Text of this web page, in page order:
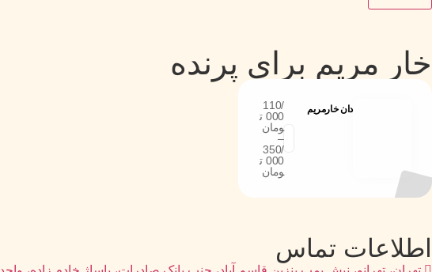
خار مریم برای پرنده
دان خارمریم
110/
000 ت
ومان
–
350/
000 ت
ومان
اطلاعات تماس